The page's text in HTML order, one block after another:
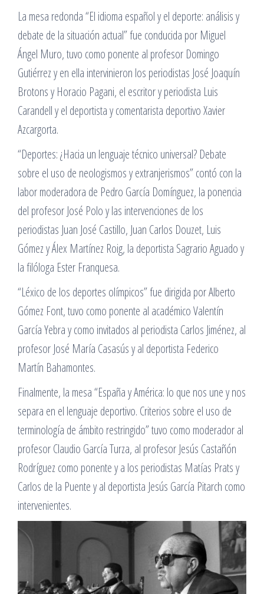
La mesa redonda “El idioma español y el deporte: análisis y
debate de la situación actual” fue conducida por Miguel
Ángel Muro, tuvo como ponente al profesor Domingo
Gutiérrez y en ella intervinieron los periodistas José Joaquín
Brotons y Horacio Pagani, el escritor y periodista Luis
Carandell y el deportista y comentarista deportivo Xavier
Azcargorta.
“Deportes: ¿Hacia un lenguaje técnico universal? Debate
sobre el uso de neologismos y extranjerismos” contó con la
labor moderadora de Pedro García Domínguez, la ponencia
del profesor José Polo y las intervenciones de los
periodistas Juan José Castillo, Juan Carlos Douzet, Luis
Gómez y Álex Martínez Roig, la deportista Sagrario Aguado y
la filóloga Ester Franquesa.
“Léxico de los deportes olímpicos” fue dirigida por Alberto
Gómez Font, tuvo como ponente al académico Valentín
García Yebra y como invitados al periodista Carlos Jiménez, al
profesor José María Casasús y al deportista Federico
Martín Bahamontes.
Finalmente, la mesa “España y América: lo que nos une y nos
separa en el lenguaje deportivo. Criterios sobre el uso de
terminología de ámbito restringido” tuvo como moderador al
profesor Claudio García Turza, al profesor Jesús Castañón
Rodríguez como ponente y a los periodistas Matías Prats y
Carlos de la Puente y al deportista Jesús García Pitarch como
intervenientes.